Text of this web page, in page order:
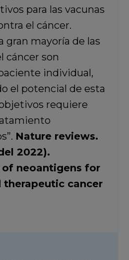
para las vacunas
el cáncer.
gran mayoría de las
cáncer son
individual,
el potencial de esta
requiere
Nature reviews.
2022).
neoantigens for
therapeutic cancer